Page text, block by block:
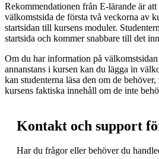
Rekommendationen från E-lärande är att
välkomstsida de första två veckorna av
startsidan till kursens moduler.
startsida och kommer snabbare till det
Om du har information på
annanstans i kursen kan du lägga in
kan studenterna läsa den om de
kursens faktiska innehåll om de inte
Kontakt och support
Har du frågor eller behöver du